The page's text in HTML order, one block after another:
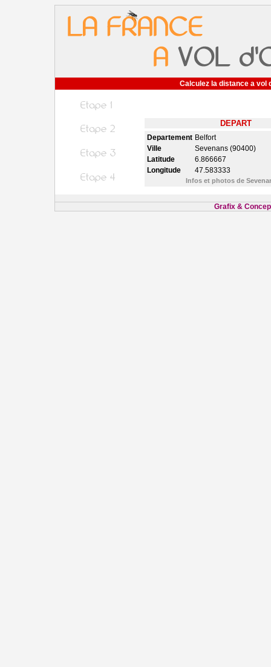
Calculez la distance a vol
DEPART
Departement Belfort
Ville
Sevenans (90400)
Latitude
6.866667
Longitude
47.583333
Infos et photos de
Grafix &